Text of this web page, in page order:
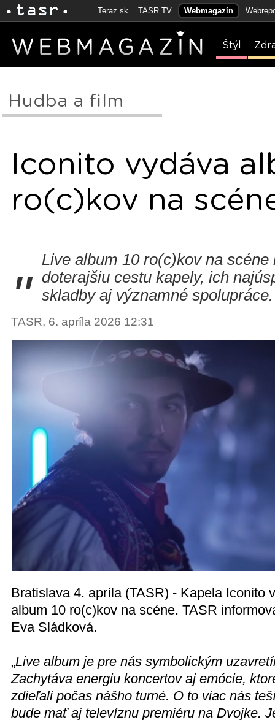
Teraz.sk TASR TV Webmagazín
Štýl
Hudba a film
Iconito vydáva
ro(c)kov na
"
Live album 10 ro(c)kov na scéne
doterajšiu cestu kapely, ich
skladby aj významné spolupráce.
TASR, 6. apríla 2026 12:31
Bratislava 4. apríla (TASR) - Kapela Iconito
album 10 ro(c)kov na scéne. TASR
Eva Sládková.
„Live album je pre nás symbolickým
Zachytáva energiu koncertov aj emócie,
zdieľali počas nášho turné. O to viac nás
bude mať aj televíznu premiéru na Dvojke.